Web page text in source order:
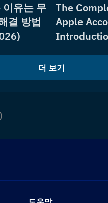
유는 무
결 방법
The
Apple
더 보기